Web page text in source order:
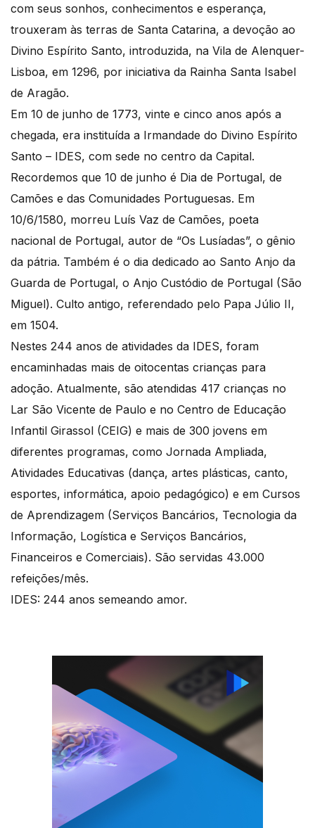
com seus sonhos, conhecimentos e esperança,
trouxeram às terras de Santa Catarina, a devoção ao
Divino Espírito Santo, introduzida, na Vila de Alenquer-
Lisboa, em 1296, por iniciativa da Rainha Santa Isabel
de Aragão.
Em 10 de junho de 1773, vinte e cinco anos após a
chegada, era instituída a Irmandade do Divino Espírito
Santo – IDES, com sede no centro da Capital.
Recordemos que 10 de junho é Dia de Portugal, de
Camões e das Comunidades Portuguesas. Em
10/6/1580, morreu Luís Vaz de Camões, poeta
nacional de Portugal, autor de “Os Lusíadas”, o gênio
da pátria. Também é o dia dedicado ao Santo Anjo da
Guarda de Portugal, o Anjo Custódio de Portugal (São
Miguel). Culto antigo, referendado pelo Papa Júlio II,
em 1504.
Nestes 244 anos de atividades da IDES, foram
encaminhadas mais de oitocentas crianças para
adoção. Atualmente, são atendidas 417 crianças no
Lar São Vicente de Paulo e no Centro de Educação
Infantil Girassol (CEIG) e mais de 300 jovens em
diferentes programas, como Jornada Ampliada,
Atividades Educativas (dança, artes plásticas, canto,
esportes, informática, apoio pedagógico) e em Cursos
de Aprendizagem (Serviços Bancários, Tecnologia da
Informação, Logística e Serviços Bancários,
Financeiros e Comerciais). São servidas 43.000
refeições/mês.
IDES: 244 anos semeando amor.